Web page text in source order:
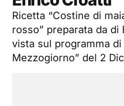
Ricetta “Costine di
rosso” preparata da di
vista sul programma di
Mezzogiorno” del 2